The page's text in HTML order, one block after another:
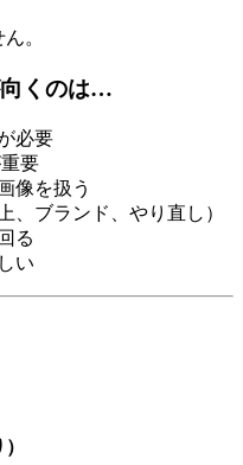
。
向くのは…
必要
要
像を扱う
、ブランド、やり直し）
る
い